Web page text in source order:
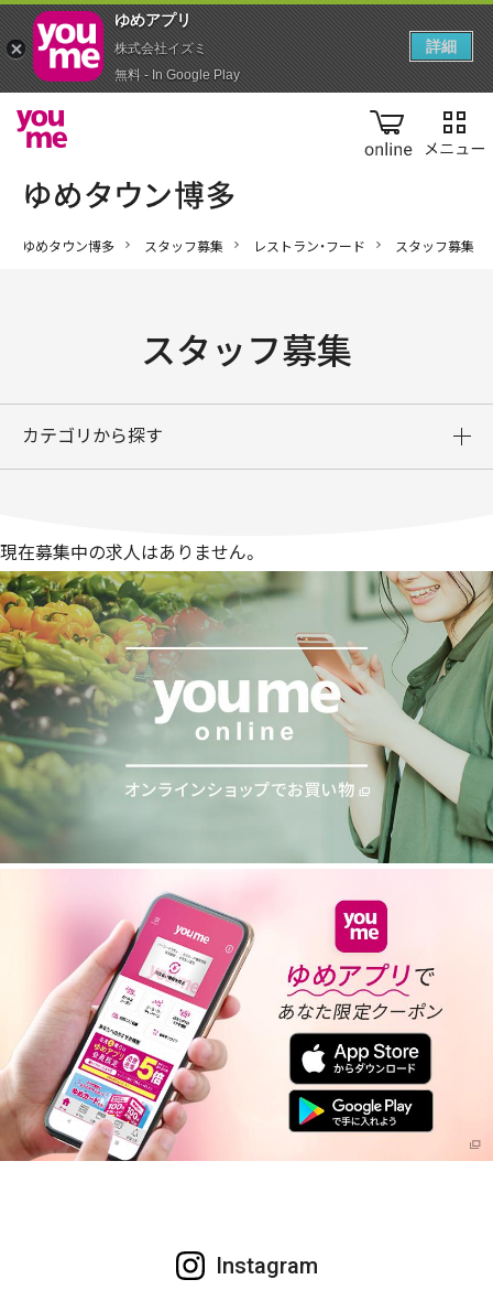
online
ゆめタウン博多 スタッフ募集 レストラン・フード スタッフ募集
スタッフ募集
カテゴリから探す
現在募集中の求人はありません。
Instagram
ゆめアプ‪リ‬
株式会社イズミ
無料 - In Google Play
詳細